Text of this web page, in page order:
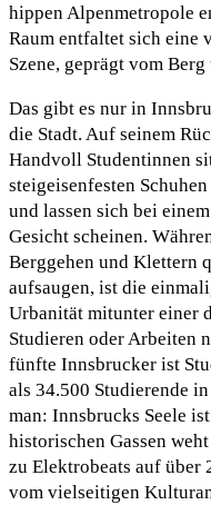
hippen Alpenmetropole
Raum entfaltet sich
Szene, geprägt vom
Das gibt es nur in
die Stadt. Auf seinem
Handvoll Studentinnen
steigeisenfesten
und lassen sich bei
Gesicht scheinen.
Berggehen und Klettern
aufsaugen, ist die
Urbanität mitunter einer
Studieren oder Arbeiten
fünfte Innsbrucker ist
als 34.500 Studierende
man: Innsbrucks Seele
historischen Gassen
zu Elektrobeats auf über
vom vielseitigen